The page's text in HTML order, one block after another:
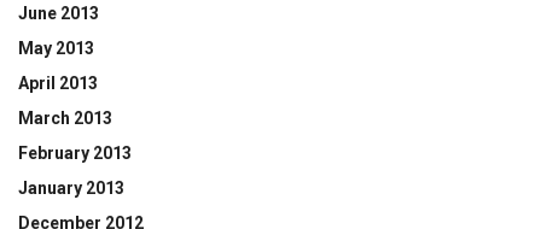
June 2013
May 2013
April 2013
March 2013
February 2013
January 2013
December 2012